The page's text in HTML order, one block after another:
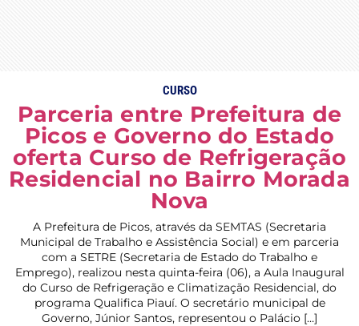
CURSO
Parceria entre Prefeitura de
Picos e Governo do Estado
oferta Curso de Refrigeração
Residencial no Bairro Morada
Nova
A Prefeitura de Picos, através da SEMTAS (Secretaria
Municipal de Trabalho e Assistência Social) e em parceria
com a SETRE (Secretaria de Estado do Trabalho e
Emprego), realizou nesta quinta-feira (06), a Aula Inaugural
do Curso de Refrigeração e Climatização Residencial, do
programa Qualifica Piauí. O secretário municipal de
Governo, Júnior Santos, representou o Palácio […]